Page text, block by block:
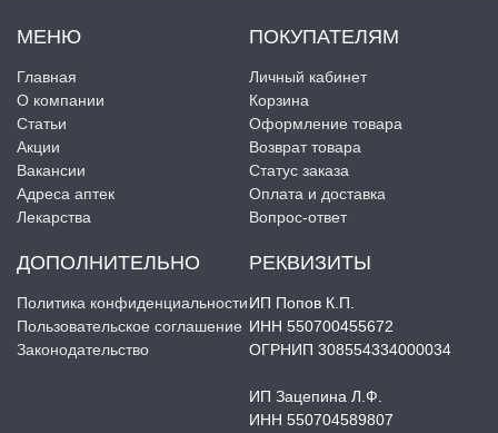
МЕНЮ
Главная
О компании
Статьи
Акции
Вакансии
Адреса аптек
Лекарства
ПОКУПАТЕЛЯМ
Личный кабинет
Корзина
Оформление товара
Возврат товара
Статус заказа
Оплата и доставка
Вопрос-ответ
ДОПОЛНИТЕЛЬНО
Политика конфиденциальности
Пользовательское соглашение
Законодательство
РЕКВИЗИТЫ
ИП Попов К.П.
ИНН 550700455672
ОГРНИП 308554334000034
ИП Зацепина Л.Ф.
ИНН 550704589807